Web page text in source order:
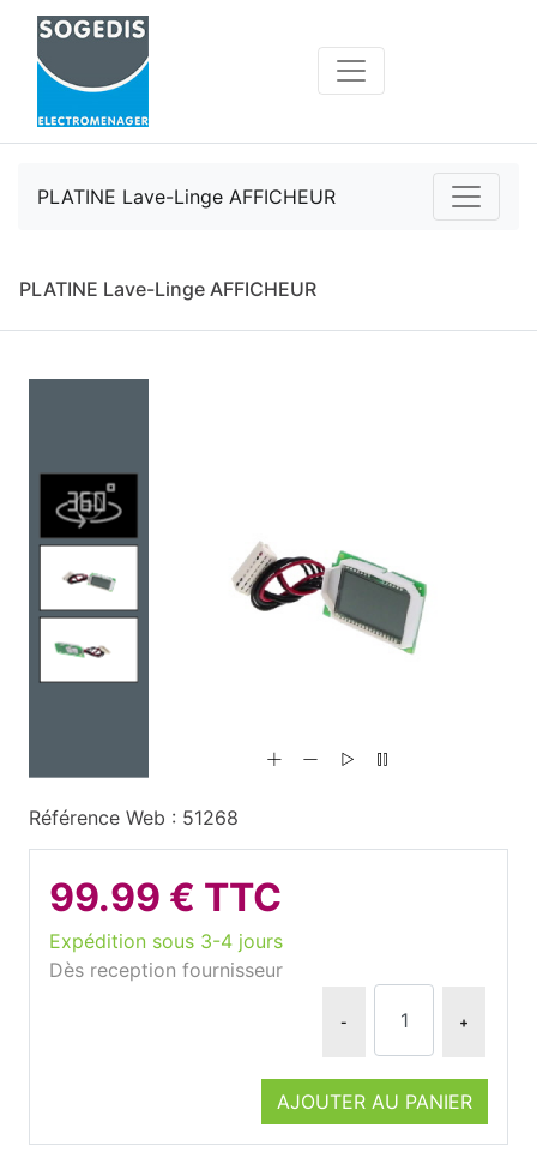
PLATINE Lave-Linge AFFICHEUR
PLATINE Lave-Linge AFFICHEUR
Référence Web : 51268
99.99 € TTC
Expédition sous 3-4 jours
Dès reception fournisseur
- +
AJOUTER AU PANIER